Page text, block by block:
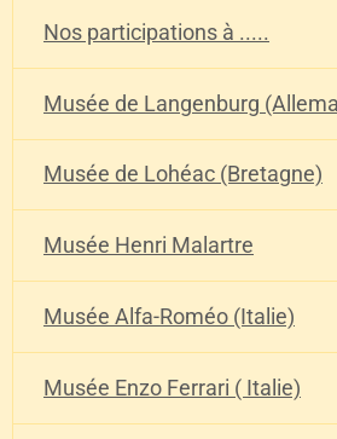
Nos participations à .....
Musée de Langenburg
Musée de Lohéac (Bretagne)
Musée Henri Malartre
Musée Alfa-Roméo (Italie)
Musée Enzo Ferrari ( Italie)